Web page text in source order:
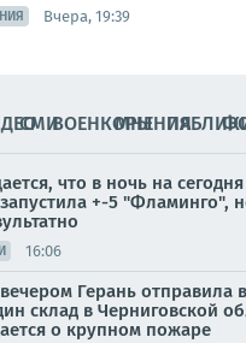
Вчера, 19:39
СМИВОЕНКОРЫМНЕНИЯ
что в ночь на
+-5 "Фламинго",
16:06
Герань отправила
склад в Черниговской
о крупном пожаре